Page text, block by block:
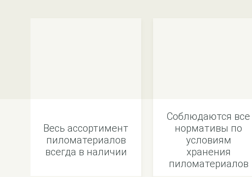
Весь ассортимент
пиломатериалов
всегда в наличии
Соблюдаются все
нормативы по
условиям
хранения
пиломатериалов